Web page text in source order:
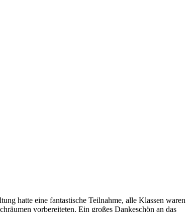
hatte eine fantastische Teilnahme, alle Klassen waren
vorbereiteten. Ein großes Dankeschön an das